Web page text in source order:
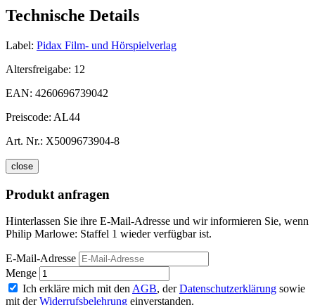
Technische Details
Label: Pidax Film- und Hörspielverlag
Altersfreigabe: 12
EAN: 4260696739042
Preiscode: AL44
Art. Nr.: X5009673904-8
close
Produkt anfragen
Hinterlassen Sie ihre E-Mail-Adresse und wir informieren Sie, wenn
Philip Marlowe: Staffel 1 wieder verfügbar ist.
E-Mail-Adresse
Menge
Ich erkläre mich mit den AGB, derDatenschutzerklärung sowie
mit derWiderrufsbelehrung einverstanden.